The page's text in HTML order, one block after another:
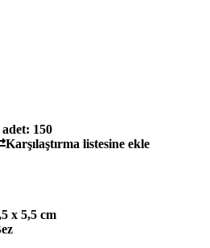
150
Karşılaştırma listesine ekle
x 5,5 cm